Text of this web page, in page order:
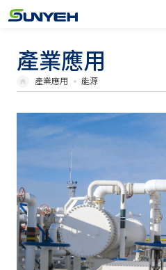
產業應用
產業應用 能源